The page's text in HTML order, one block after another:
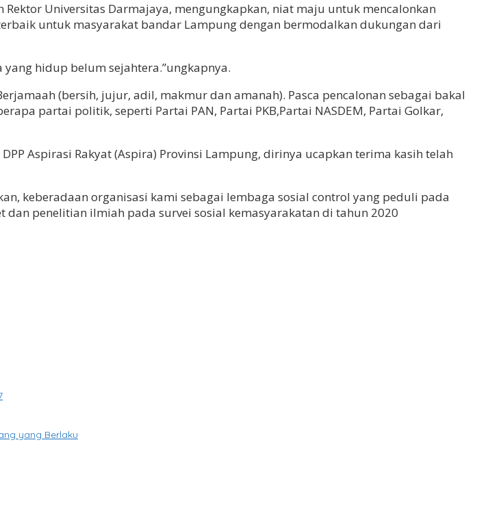
Universitas Darmajaya, mengungkapkan, niat maju untuk mencalonkan
untuk masyarakat bandar Lampung dengan bermodalkan dukungan dari
hidup belum sejahtera.”ungkapnya.
(bersih, jujur, adil, makmur dan amanah). Pasca pencalonan sebagai bakal
partai politik, seperti Partai PAN, Partai PKB,Partai NASDEM, Partai Golkar,
Aspirasi Rakyat (Aspira) Provinsi Lampung, dirinya ucapkan terima kasih telah
keberadaan organisasi kami sebagai lembaga sosial control yang peduli pada
penelitian ilmiah pada survei sosial kemasyarakatan di tahun 2020
yang Berlaku